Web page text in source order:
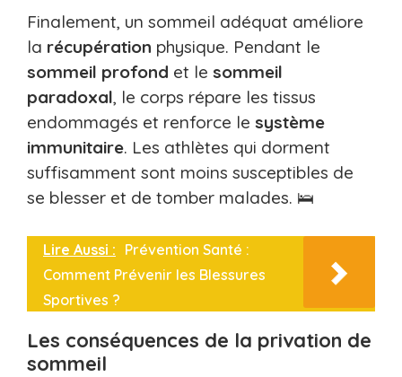
Finalement, un sommeil adéquat améliore
la récupération physique. Pendant le
sommeil profond et le sommeil
paradoxal, le corps répare les tissus
endommagés et renforce le système
immunitaire. Les athlètes qui dorment
suffisamment sont moins susceptibles de
se blesser et de tomber malades. 🛌
Lire Aussi : Prévention Santé :
Comment Prévenir les Blessures
Sportives ?
Les conséquences de la privation de
sommeil